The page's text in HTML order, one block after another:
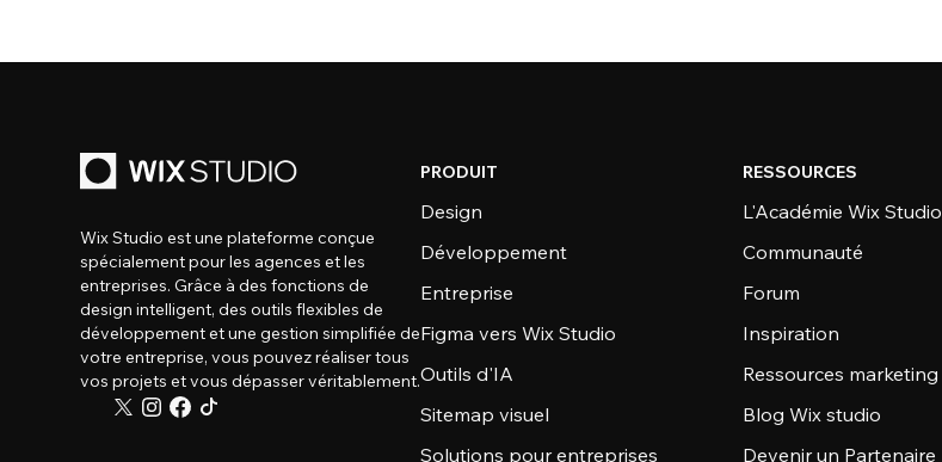
Wix Studio est une plateforme conçue
spécialement pour les agences et les
entreprises. Grâce à des fonctions de
design intelligent, des outils flexibles de
développement et une gestion simplifiée de
votre entreprise, vous pouvez réaliser tous
vos projets et vous dépasser véritablement.
PRODUIT
Design
Développement
Entreprise
Figma vers Wix Studio
Outils d'IA
Sitemap visuel
Solutions pour entreprises
RESSOURCES
L'Académie Wix Studio
Communauté
Forum
Inspiration
Ressources marketing
Blog Wix studio
Devenir un Partenaire